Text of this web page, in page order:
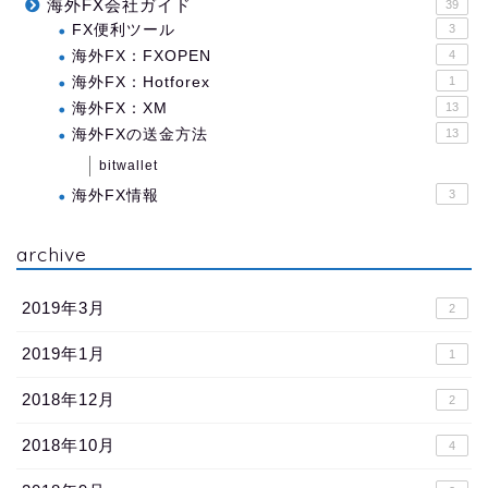
海外FX会社ガイド 39
FX便利ツール 3
海外FX：FXOPEN 4
海外FX：Hotforex 1
海外FX：XM 13
海外FXの送金方法 13
bitwallet
海外FX情報 3
archive
2019年3月 2
2019年1月 1
2018年12月 2
2018年10月 4